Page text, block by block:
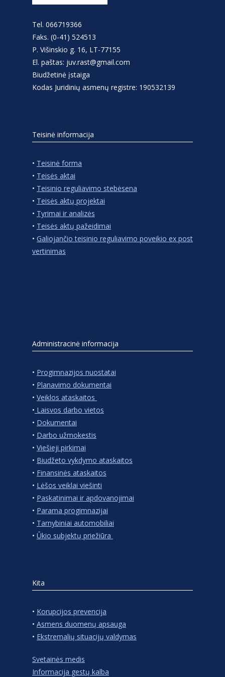
Tel. 066719366
Faks. (0-41) 524513
P. Višinskio g. 16, LT-77155
El. paštas: juv.rast@gmail.com
Biudžetinė įstaiga
Kodas Juridinių asmenų registre: 190532139
Teisinė informacija
• Teisinė forma
• Teisės aktai
• Teisinio reguliavimo stebėsena
• Teisės aktų projektai
• Tyrimai ir analizės
• Teisės aktų pažeidimai
• Galiojančio teisinio reguliavimo poveikio ex post
vertinimas
Administracinė informacija
• Progimnazijos nuostatai
• Planavimo dokumentai
• Veiklos ataskaitos
• Laisvos darbo vietos
• Dokumentai
• Darbo užmokestis
• Viešieji pirkimai
• Biudžeto vykdymo ataskaitos
• Finansinės ataskaitos
• Lėšos veiklai viešinti
• Paskatinimai ir apdovanojimai
• Parama progimnazijai
• Tarnybiniai automobiliai
• Ūkio subjektų priežiūra
Kita
• Korupcijos prevencija
• Asmens duomenų apsauga
• Ekstremalių situacijų valdymas
Svetainės medis
Informacija gestų kalba